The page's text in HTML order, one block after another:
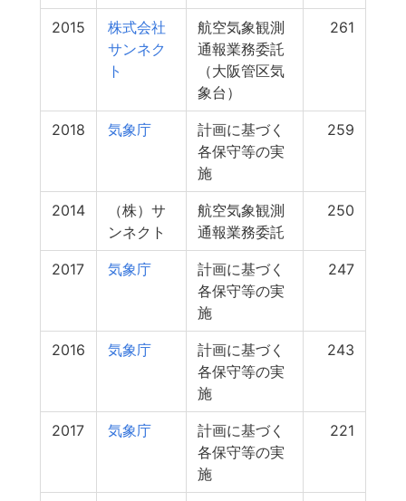
2015
株式会社
サンネク
ト
航空気象観測
通報業務委託
（大阪管区気
象台）
261
2018 気象庁
計画に基づく
各保守等の実
施
259
2014
（株）サ
ンネクト
航空気象観測
通報業務委託
250
2017 気象庁
計画に基づく
各保守等の実
施
247
2016 気象庁
計画に基づく
各保守等の実
施
243
2017 気象庁
計画に基づく
各保守等の実
施
221